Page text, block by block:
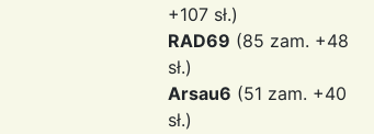
+107 sł.)
RAD69 (85 zam. +48
sł.)
Arsau6 (51 zam. +40
sł.)